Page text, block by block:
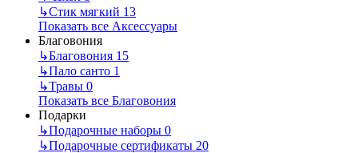
↳Стик мягкий 13
Показать все Аксессуары
Благовония
↳Благовония 15
↳Пало санто 1
↳Травы 0
Показать все Благовония
Подарки
↳Подарочные наборы 0
↳Подарочные сертификаты 20